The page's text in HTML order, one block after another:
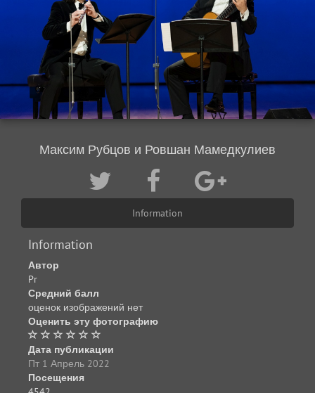
Максим Рубцов и Ровшан Мамедкулиев
Information
Information
Автор
Pr
Средний балл
оценок изображений нет
Оценить эту фотографию
Дата публикации
Пт 1 Апрель 2022
Посещения